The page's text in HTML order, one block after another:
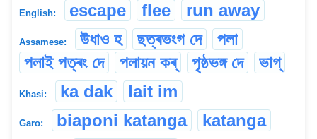
English: escape flee run away
Assamese: উধাও হ ছত্ৰভংগ দে
পলা
পলাই পত্ৰং দে
পলায়ন কৰ্‌ পৃষ্ঠভঙ্গ দে ভাগ্
Khasi: ka dak lait im
Garo: biaponi katanga katanga